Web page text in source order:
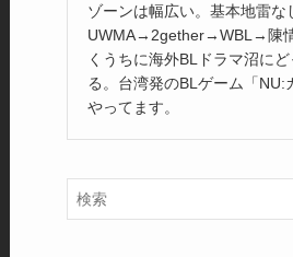
ゾーンは幅広い。基本地雷な
UWMA→2gether→WBL→陳
くうちに海外BLドラマ沼に
る。台湾発のBLゲーム「NU:
やってます。